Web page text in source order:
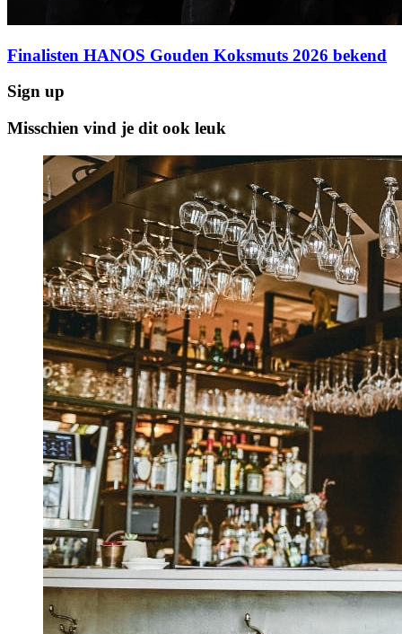
Finalisten HANOS Gouden Koksmuts 2026 bekend
Sign up
Misschien vind je dit ook leuk